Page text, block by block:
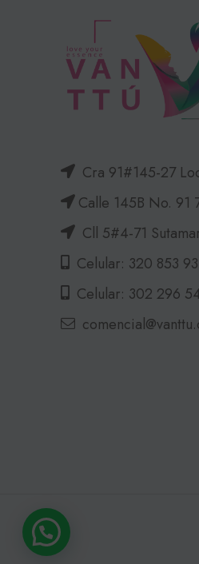
Cra 91#145-27
Calle 145B No. 91
Cll 5#4-71
Celular: 320 853
Celular: 302 296